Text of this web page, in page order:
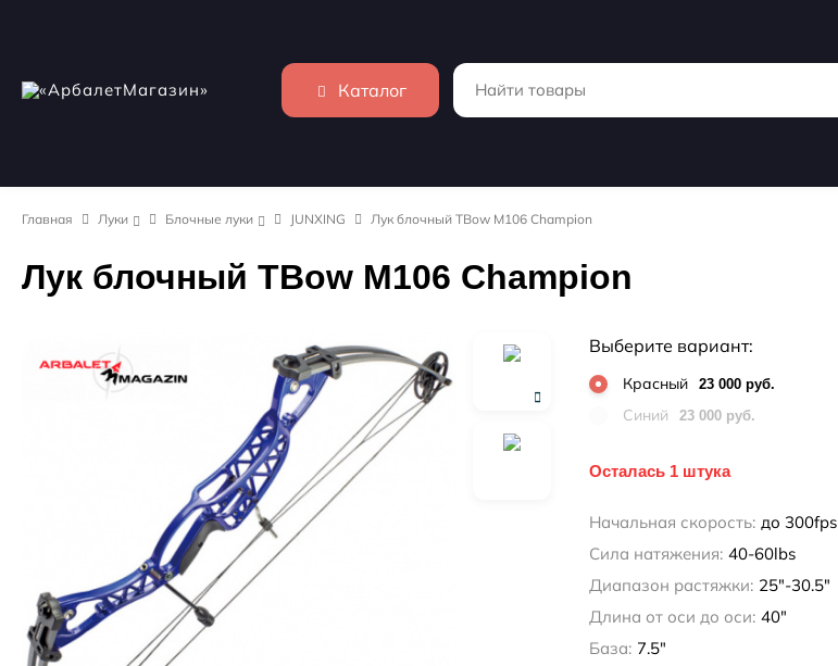
Каталог
Главная Луки Блочные луки JUNXING Лук блочный TBow M106 Champion
Лук блочный TBow M106 Champion
Выберите вариант:
Красный 23 000 руб.
Синий 23 000 руб.
Осталась 1 штука
Начальная скорость: до 300fps
Сила натяжения: 40-60lbs
Диапазон растяжки: 25"-30.5"
Длина от оси до оси: 40"
База: 7.5"